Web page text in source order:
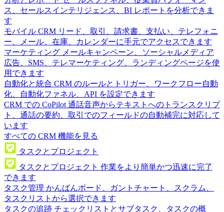
ス、セールスインテリジェンス、BI レポートを分析できま
す
モバイル CRM リード、取引、請求書、支払い、テレフォニ
ー、メール、在庫、カレンダーに手元でアクセスできます
マーケティング メールキャンペーン、ソーシャルメディア
広告、SMS、テレマーケティング、ランディングページを使
用できます
自動化と統合 CRM のルールとトリガー、ワークフロー自動
化、自動化ファネル、API を設定できます
CRM での CoPilot 通話音声からテキストへのトランスクリプ
ト、通話の要約、取引でのフィールドの自動補完に対応して
います
すべての CRM 機能を見る
タスクとプロジェクト
タスクとプロジェクト 作業をより簡単かつ迅速に完了
できます
タスク管理 かんばんボード、ガントチャート、スクラム、
タスクリストから選択できます
タスクの追跡 チェックリストとサブタスク、タスクの概